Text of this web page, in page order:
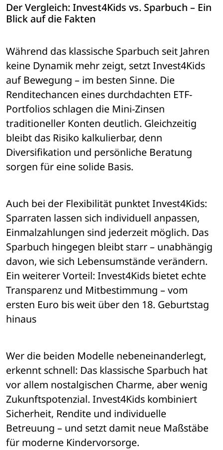
Der Vergleich: Invest4Kids vs. Sparbuch – Ein
Blick auf die Fakten
Während das klassische Sparbuch seit Jahren
keine Dynamik mehr zeigt, setzt Invest4Kids
auf Bewegung – im besten Sinne. Die
Renditechancen eines durchdachten ETF-
Portfolios schlagen die Mini-Zinsen
traditioneller Konten deutlich. Gleichzeitig
bleibt das Risiko kalkulierbar, denn
Diversifikation und persönliche Beratung
sorgen für eine solide Basis.
Auch bei der Flexibilität punktet Invest4Kids:
Sparraten lassen sich individuell anpassen,
Einmalzahlungen sind jederzeit möglich. Das
Sparbuch hingegen bleibt starr – unabhängig
davon, wie sich Lebensumstände verändern.
Ein weiterer Vorteil: Invest4Kids bietet echte
Transparenz und Mitbestimmung – vom
ersten Euro bis weit über den 18. Geburtstag
hinaus
Wer die beiden Modelle nebeneinanderlegt,
erkennt schnell: Das klassische Sparbuch hat
vor allem nostalgischen Charme, aber wenig
Zukunftspotenzial. Invest4Kids kombiniert
Sicherheit, Rendite und individuelle
Betreuung – und setzt damit neue Maßstäbe
für moderne Kindervorsorge.